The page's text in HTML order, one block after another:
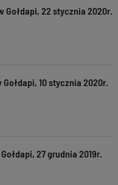
Gołdapi, 22 stycznia 2020r.
10 stycznia 2020r.
27 grudnia 2019r.